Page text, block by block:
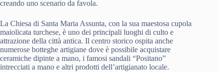
creando uno scenario da favola.
La Chiesa di Santa Maria Assunta, con la sua maestosa cupola
maiolicata turchese, è uno dei principali luoghi di culto e
attrazione della città antica. Il centro storico ospita anche
numerose botteghe artigiane dove è possibile acquistare
ceramiche dipinte a mano, i famosi sandali “Positano”
intrecciati a mano e altri prodotti dell’artigianato locale.